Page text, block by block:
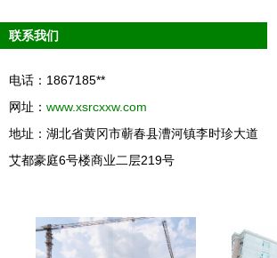
联系我们
电话：1867185**
网址： www.xsrcxxw.com
地址：湖北省黄冈市蕲春县漕河镇李时珍大道
艾都豪庭6号楼商业二层219号